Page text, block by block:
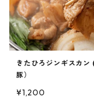
きたひろジンギスカン
豚）
¥1,200